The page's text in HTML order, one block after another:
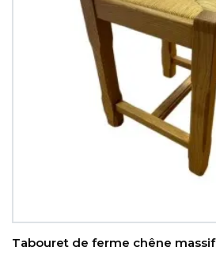
Tabouret de ferme chêne massif